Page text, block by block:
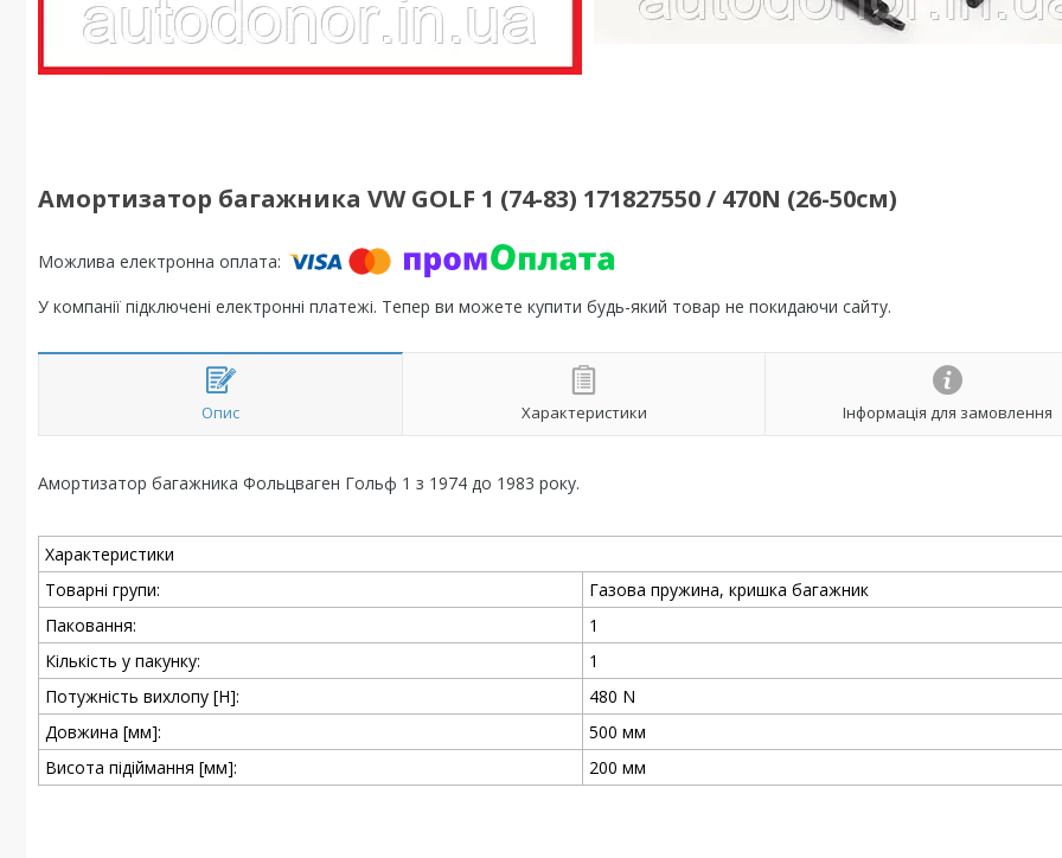
Амортизатор багажника VW GOLF 1 (74-83) 171827550 / 470N (26-50см)
У компанії підключені електронні платежі. Тепер ви можете купити будь-який товар не покидаючи сайту.
Опис Характеристики Інформація для замовлення
Амортизатор багажника Фольцваген Гольф 1 з 1974 до 1983 року.
Характеристики
Товарні групи:
Газова пружина, кришка багажник
Паковання:
1
Кількість у пакунку:
1
Потужність вихлопу [Н]:
480 N
Довжина [мм]:
500 мм
Висота підіймання [мм]:
200 мм